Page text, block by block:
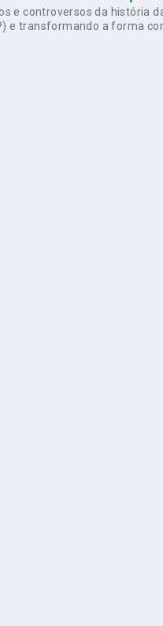
e controversos da história
transformando a forma